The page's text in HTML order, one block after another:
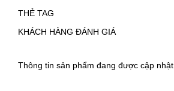
THẺ TAG
KHÁCH HÀNG ĐÁNH GIÁ
Thông tin sản phẩm đang được cập nhật